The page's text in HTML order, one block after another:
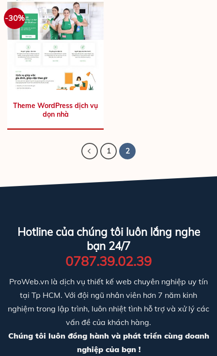
-30%
Theme WordPress dịch vụ
dọn nhà
1 2
Hotline của chúng tôi luôn lắng nghe
bạn 24/7
0787.39.02.39
ProWeb.vn là dịch vụ thiết kế web chuyên nghiệp uy tín
tại Tp HCM. Với đội ngũ nhân viên hơn 7 năm kinh
nghiệm trong lập trình, luôn nhiệt tình hỗ trợ và xử lý các
vấn đề của khách hàng.
Chúng tôi luôn đồng hành và phát triển cùng doanh
nghiệp của bạn !